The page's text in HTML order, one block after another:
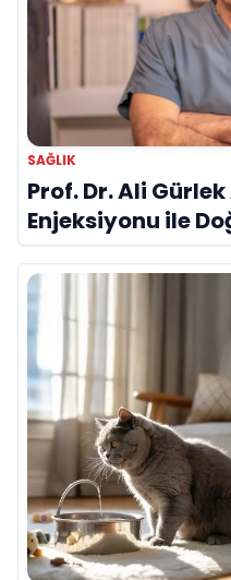
SAĞLIK
Prof. Dr. Ali Gürlek
Enjeksiyonu ile
Tedavisi